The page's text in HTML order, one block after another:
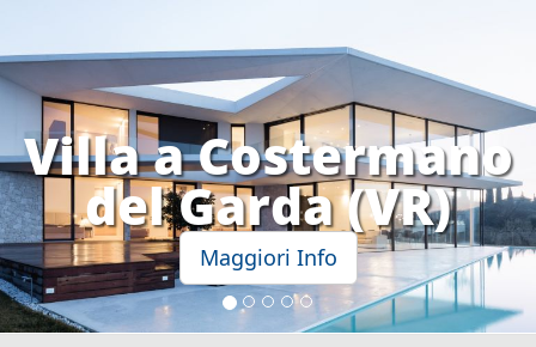
Villa a Costermano
del Garda (VR)
Maggiori Info